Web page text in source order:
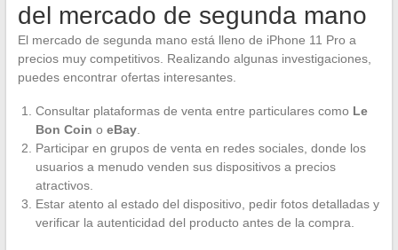
del mercado de segunda mano
El mercado de segunda mano está lleno de iPhone 11 Pro a
precios muy competitivos. Realizando algunas investigaciones,
puedes encontrar ofertas interesantes.
Consultar plataformas de venta entre particulares como Le
Bon Coin o eBay.
Participar en grupos de venta en redes sociales, donde los
usuarios a menudo venden sus dispositivos a precios
atractivos.
Estar atento al estado del dispositivo, pedir fotos detalladas y
verificar la autenticidad del producto antes de la compra.